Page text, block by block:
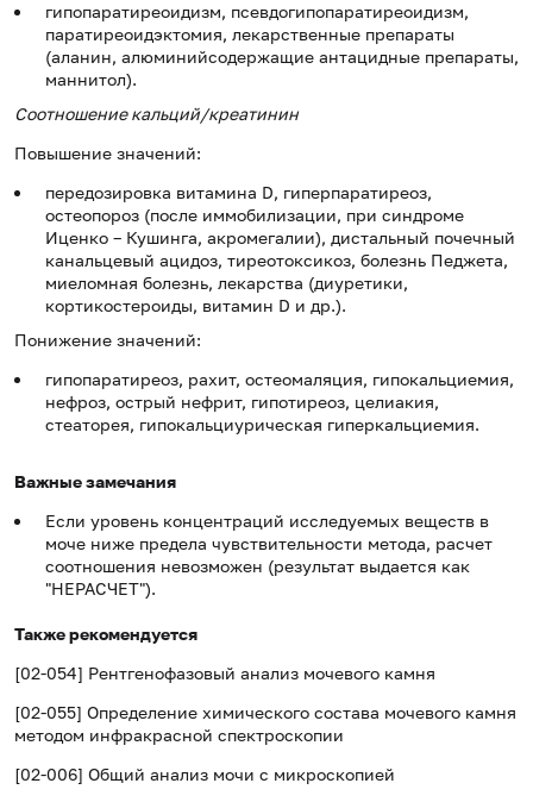
гипопаратиреоидизм, псевдогипопаратиреоидизм,
паратиреоидэктомия, лекарственные препараты
(аланин, алюминийсодержащие антацидные препараты,
маннитол).
Соотношение кальций/креатинин
Повышение значений:
передозировка витамина D, гиперпаратиреоз,
остеопороз (после иммобилизации, при синдроме
Иценко – Кушинга, акромегалии), дистальный почечный
канальцевый ацидоз, тиреотоксикоз, болезнь Педжета,
миеломная болезнь, лекарства (диуретики,
кортикостероиды, витамин D и др.).
Понижение значений:
гипопаратиреоз, рахит, остеомаляция, гипокальциемия,
нефроз, острый нефрит, гипотиреоз, целиакия,
стеаторея, гипокальциурическая гиперкальциемия.
Важные замечания
Если уровень концентраций исследуемых веществ в
моче ниже предела чувствительности метода, расчет
соотношения невозможен (результат выдается как
"НЕРАСЧЕТ").
Также рекомендуется
[02-054] Рентгенофазовый анализ мочевого камня
[02-055] Определение химического состава мочевого камня
методом инфракрасной спектроскопии
[02-006] Общий анализ мочи с микроскопией